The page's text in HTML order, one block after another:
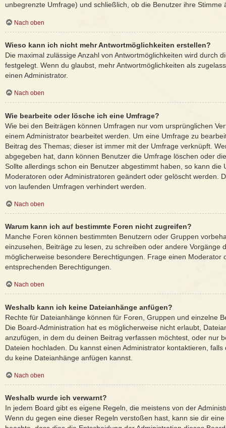
unbegrenzte Umfrage) und schließlich, ob die Benutzer ihre Stimme
Nach oben
Wieso kann ich nicht mehr Antwortmöglichkeiten erstellen?
Die maximal zulässige Anzahl von Antwortmöglichkeiten wird durch
festgelegt. Wenn du glaubst, mehr Antwortmöglichkeiten als
einen Administrator.
Nach oben
Wie bearbeite oder lösche ich eine Umfrage?
Wie bei den Beiträgen können Umfragen nur vom ursprünglichen
einem Administrator bearbeitet werden. Um eine Umfrage zu
Beitrag des Themas; dieser ist immer mit der Umfrage verknüpft.
abgegeben hat, dann können Benutzer die Umfrage löschen oder
Sollte allerdings schon ein Benutzer abgestimmt haben, so kann die
Moderatoren oder Administratoren geändert oder gelöscht werden.
von laufenden Umfragen verhindert werden.
Nach oben
Warum kann ich auf bestimmte Foren nicht zugreifen?
Manche Foren können bestimmten Benutzern oder Gruppen
einzusehen, Beiträge zu lesen, zu schreiben oder andere Vorgänge
möglicherweise besondere Berechtigungen. Frage einen Moderator
entsprechenden Berechtigungen.
Nach oben
Weshalb kann ich keine Dateianhänge anfügen?
Rechte für Dateianhänge können für Foren, Gruppen und einzelne
Die Board-Administration hat es möglicherweise nicht erlaubt,
anzufügen, in dem du deinen Beitrag verfassen möchtest, oder nur
Dateien hochladen. Du kannst einen Administrator kontaktieren,
du keine Dateianhänge anfügen kannst.
Nach oben
Weshalb wurde ich verwarnt?
In jedem Board gibt es eigene Regeln, die meistens von der
Wenn du gegen eine dieser Regeln verstoßen hast, kann sie dir